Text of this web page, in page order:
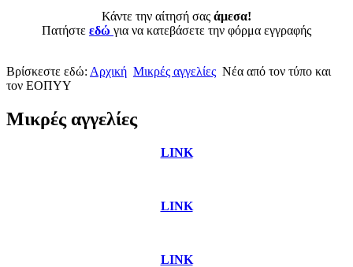
Κάντε την αίτησή σας άμεσα!
Πατήστε εδώ για να κατεβάσετε την φόρμα εγγραφής
Βρίσκεστε εδώ: Αρχική Μικρές αγγελίες Νέα από τον τύπο και
τον ΕΟΠΥΥ
Μικρές αγγελίες
LINK
LINK
LINK